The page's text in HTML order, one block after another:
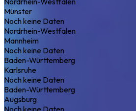
Münster
Noch keine Daten
Nordrhein-Westfalen
Mannheim
Noch keine Daten
Baden-Württemberg
Karlsruhe
Noch keine Daten
Baden-Württemberg
Augsburg
Noch keine Daten